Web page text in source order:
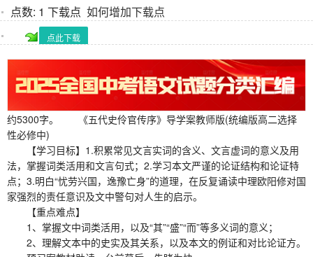
点数: 1 下载点 如何增加下载点
点此下载
约5300字。 《五代史伶官传序》导学案教师版(统编版高二选择
性必修中)
【学习目标】1.积累常见文言实词的含义、文言虚词的意义及用
法，掌握词类活用和文言句式；2.学习本文严谨的论证结构和论证特
点；3.明白“忧劳兴国，逸豫亡身”的道理，在反复诵读中理欧阳修对国
家强烈的责任意识及文中警句对人生的启示。
【重点难点】
1、掌握文中词类活用，以及“其”“盛”“而”等多义词的意义；
2、理解文本中的史实及其关系，以及本文的例证和对比论证方。